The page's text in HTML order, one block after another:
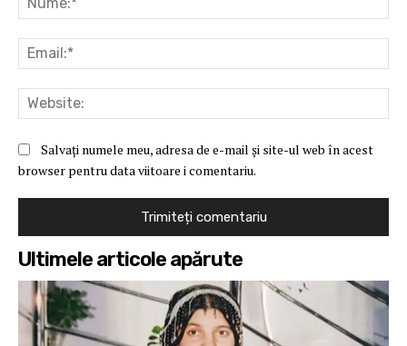
Salvați numele meu, adresa de e-mail și site-ul web în acest
browser pentru data viitoare i comentariu.
Ultimele articole apărute